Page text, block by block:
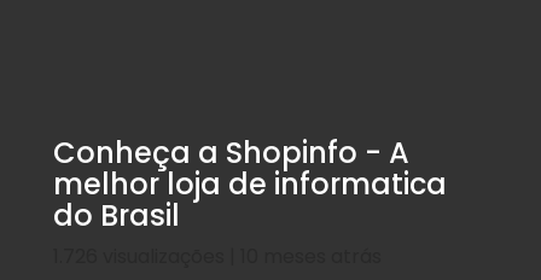
Conheça a Shopinfo - A
melhor loja de informatica
do Brasil